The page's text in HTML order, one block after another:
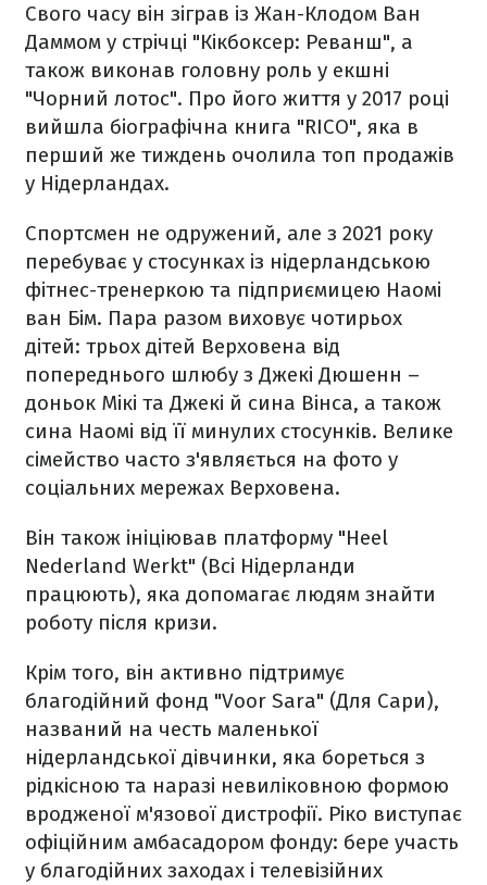
Свого часу він зіграв із Жан-Клодом Ван
Даммом у стрічці "Кікбоксер: Реванш", а
також виконав головну роль у екшні
"Чорний лотос". Про його життя у 2017 році
вийшла біографічна книга "RICO", яка в
перший же тиждень очолила топ продажів
у Нідерландах.
Спортсмен не одружений, але з 2021 року
перебуває у стосунках із нідерландською
фітнес-тренеркою та підприємицею Наомі
ван Бім. Пара разом виховує чотирьох
дітей: трьох дітей Верховена від
попереднього шлюбу з Джекі Дюшенн –
доньок Мікі та Джекі й сина Вінса, а також
сина Наомі від її минулих стосунків. Велике
сімейство часто з'являється на фото у
соціальних мережах Верховена.
Він також ініціював платформу "Heel
Nederland Werkt" (Всі Нідерланди
працюють), яка допомагає людям знайти
роботу після кризи.
Крім того, він активно підтримує
благодійний фонд "Voor Sara" (Для Сари),
названий на честь маленької
нідерландської дівчинки, яка бореться з
рідкісною та наразі невиліковною формою
вродженої м'язової дистрофії. Ріко виступає
офіційним амбасадором фонду: бере участь
у благодійних заходах і телевізійних